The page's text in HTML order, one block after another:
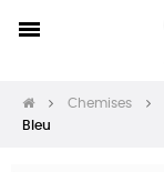
Chemises
Bleu